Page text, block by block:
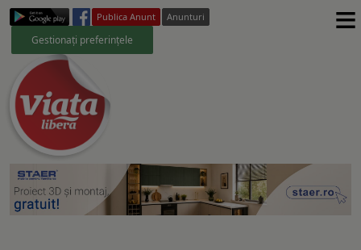
Publica Anunt Anunturi
Gestionați preferințele ≡